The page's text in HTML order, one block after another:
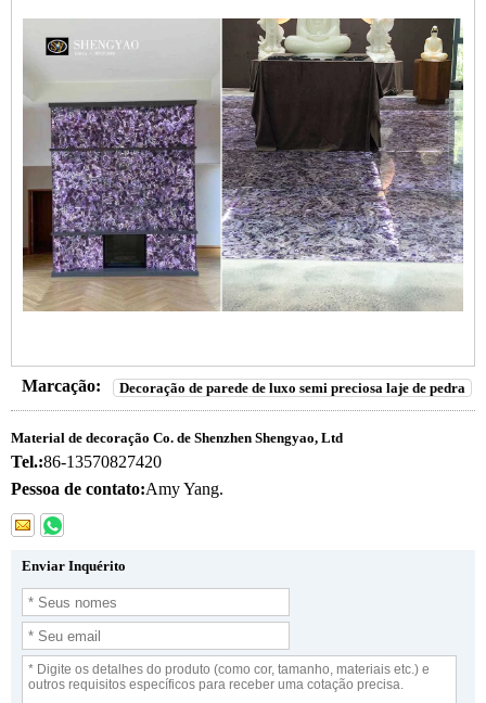
Marcação: Decoração de parede de luxo semi preciosa laje de pedra
Material de decoração Co. de Shenzhen Shengyao, Ltd
Tel.:86-13570827420
Pessoa de contato:Amy Yang.
Enviar Inquérito